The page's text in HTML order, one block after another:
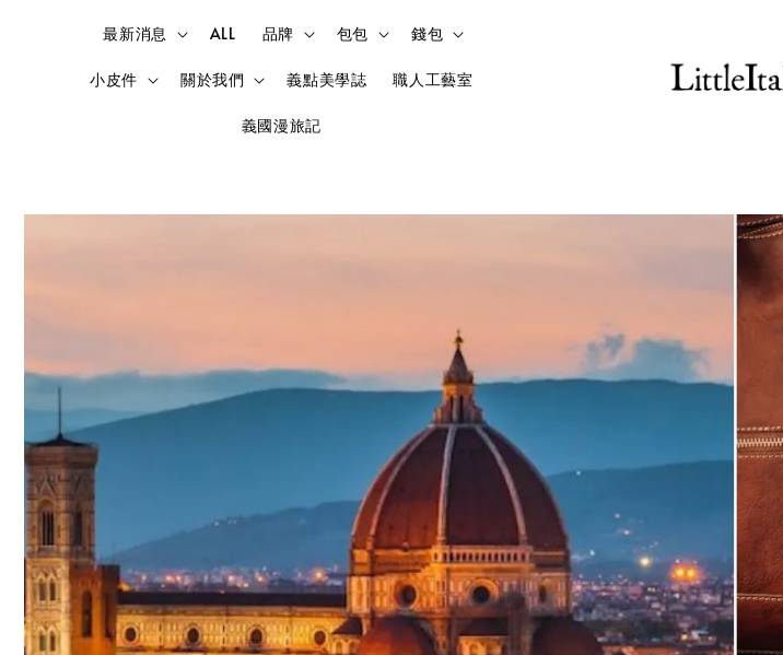
最新消息 ALL 品牌 包包 錢包
小皮件 關於我們 義點美學誌 職人工藝室
義國漫旅記